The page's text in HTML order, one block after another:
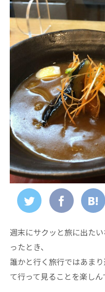
週末にサクッと旅に出た
ったとき、
誰かと行く旅行ではあま
て行って見ることを楽しん